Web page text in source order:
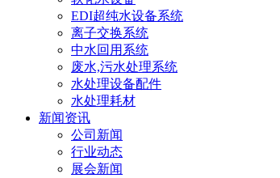
EDI超纯水设备系统
离子交换系统
中水回用系统
废水,污水处理系统
水处理设备配件
水处理耗材
新闻资讯
公司新闻
行业动态
展会新闻